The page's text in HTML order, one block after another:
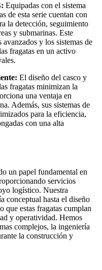
Equipadas con el sistema
de esta serie cuentan con
la detección, seguimiento
y submarinas. Este
y los sistemas de
fragatas en un activo
El diseño del casco y
fragatas minimizan la
una ventaja en
Además, sus sistemas de
para la eficiencia,
con una alta
un papel fundamental en
servicios
logístico. Nuestra
conceptual hasta el diseño
que estas fragatas cumplan
y operatividad. Hemos
complejos, la ingeniería
la construcción y